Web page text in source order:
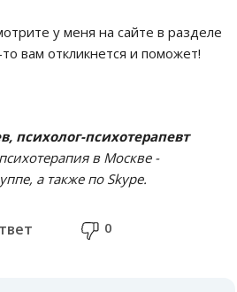
у меня на сайте в разделе
вам откликнется и поможет!
психолог-психотерапевт
в Москве -
а также по Skype.
0